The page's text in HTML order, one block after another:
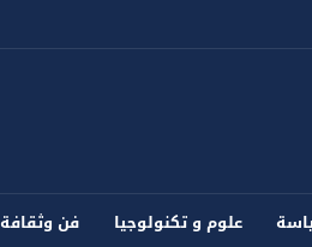
علوم و تكنولوجيا فن وثقافة